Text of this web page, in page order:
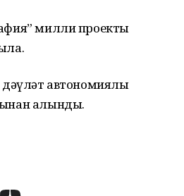
милли проекты
автономиялы
алынды.